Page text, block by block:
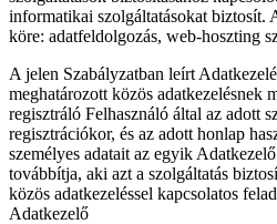
informatikai szolgáltatásokat biztosít.
köre: adatfeldolgozás, web-hoszting
A jelen Szabályzatban leírt
meghatározott közös adatkezelésnek
regisztráló Felhasználó által az adott
regisztrációkor, és az adott honlap
személyes adatait az egyik
továbbítja, aki azt a szolgáltatás
közös adatkezeléssel kapcsolatos
Adatkezelő